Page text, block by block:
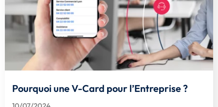
Pourquoi une V-Card pour l’Entreprise ?